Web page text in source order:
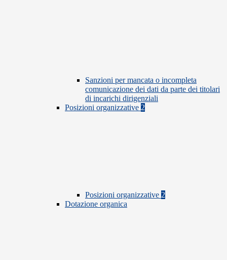
Sanzioni per mancata o incompleta
comunicazione dei dati da parte dei titolari
di incarichi dirigenziali
Posizioni organizzative 2
Posizioni organizzative 2
Dotazione organica